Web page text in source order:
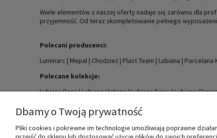
Wiele elementów z naszej oferty nadaje się zarówno dla
przyjemność. Od teraz skompletowanie pełnego
Polecani producenci:
Luminarc | Mepal | Chodzież | Plast Team | Lubiana | Porcelana
Polecane kolekcje:
Lubiana Boss|Lubiana Victoria|Lubiana Daisy|Lubiana
Dbamy o Twoją prywatność
Pliki cookies i pokrewne im technologie umożliwiają poprawne